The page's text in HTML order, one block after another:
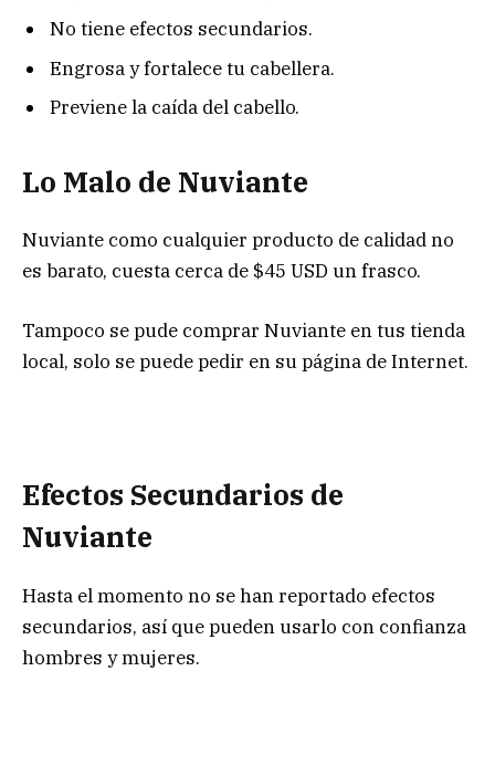
No tiene efectos secundarios.
Engrosa y fortalece tu cabellera.
Previene la caída del cabello.
Lo Malo de Nuviante
Nuviante como cualquier producto de calidad no
es barato, cuesta cerca de $45 USD un frasco.
Tampoco se pude comprar Nuviante en tus tienda
local, solo se puede pedir en su página de Internet.
Efectos Secundarios de
Nuviante
Hasta el momento no se han reportado efectos
secundarios, así que pueden usarlo con confianza
hombres y mujeres.